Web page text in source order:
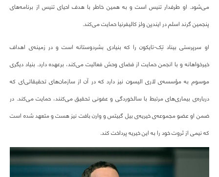
می‌شود. او طرفدار تنیس است و به همین خاطر با هدف احیای تنیس از برنامه‌های
پنجمین گرند اسلم در ایندیِن ولز کالیفرنیا حمایت می‌کند.
او سرپرستی بیناد تِک-تایکون را که بنیادی بشردوستانه است و در زمینه‌ی اهداف
خیرخواهانه و با انجمن حمایت از فضای وحش فعالیت می‌کند، برعهده دارد. بنیاد دیگری
موسوم به مؤسسه‌ی لاری الیسون نیز دارد که در آن از سازمان‌های تحقیقاتی‌ای که
درباره‌ی بیماری‌های مرتبط با سالخوردگی و عفونی تحقیق می‌کنند، حمایت می‌کند. در
ضمن او عضو مجموعه‌ی خیریه‌ی بیل گبیتس و وارن بافت نیز هست و متعهد شده است
که نیمی از ثروت خود را به این خیریه پرداخت کند.